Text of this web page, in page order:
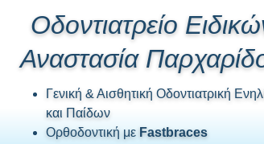
Οδοντιατρείο
Αναστασία
Γενική & Αισθητική Οδοντιατρική
και Παίδων
Ορθοδοντική με Fastbraces